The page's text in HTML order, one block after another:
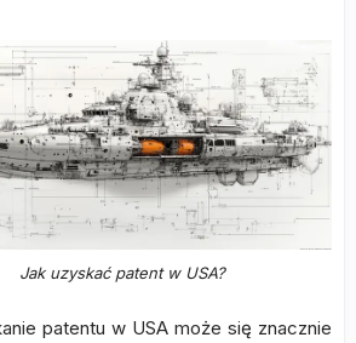
Jak uzyskać patent w USA?
patentu w USA może się znacznie